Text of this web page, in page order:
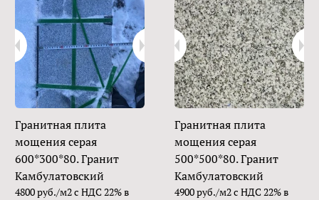
Гранитная плита
мощения серая
600*300*80. Гранит
Камбулатовский
4800 руб./м2 с НДС 22% в
Гранитная плита
мощения серая
500*500*80. Гранит
Камбулатовский
4900 руб./м2 с НДС 22% в